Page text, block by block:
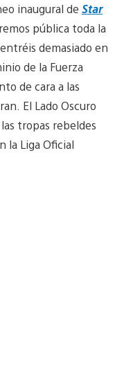
inaugural de Star
pública toda la
demasiado en
de la Fuerza
de cara a las
El Lado Oscuro
tropas rebeldes
la Liga Oficial